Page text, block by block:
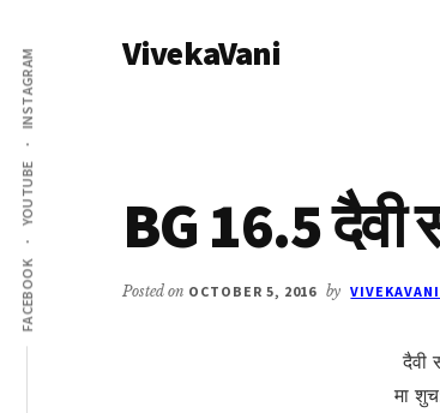
main
content
primary
sidebar
Additional
menu
FACEBOOK
YOUTUBE
INSTAGRAM VivekaVani
BG 16.5 दैवी
Posted on OCTOBER 5, 2016 by
दैवी
मा